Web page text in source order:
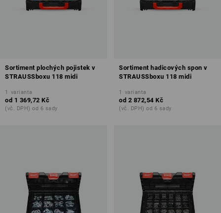
Sortiment plochých pojistek v
STRAUSSboxu 118 midi
1 varianta
od 1 369,72 Kč
(vč. DPH) od 6 sady
Sortiment hadicových spon v
STRAUSSboxu 118 midi
1 varianta
od 2 872,54 Kč
(vč. DPH) od 6 sady